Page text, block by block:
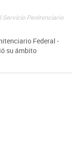
Servicio Penitenciario
Federal -
su ámbito